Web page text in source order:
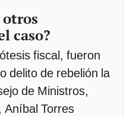
otros
caso?
fiscal, fueron
delito de rebelión la
de Ministros,
Aníbal Torres